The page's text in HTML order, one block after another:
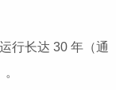
行长达 30 年（通